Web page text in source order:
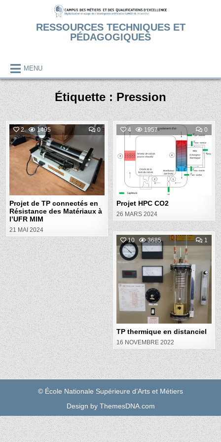
RESSOURCES TECHNIQUES ET
PÉDAGOGIQUES
MENU
Étiquette :Pression
2 1495 0COMMENT
ON
PROJET
CONNECTÉS
EN
RÉSISTANCE
DES
MATÉRIAUX
À
L’UFR
MIM
Posted
in
Projet de TP connectés en
Résistance des Matériaux à
l’UFR MIM
21 MAI 2024
4 1957 0
ON
HPC
CO2
in
Projet HPC CO2
26 MARS 2024
10 3685 1
ON
Posted
in
TP thermique en distanciel
16 NOVEMBRE 2022
© École Nationale Supérieure d’Arts et Métiers
Design by ThemesDNA.com